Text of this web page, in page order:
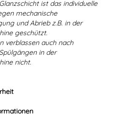
ist das individuelle
mechanische
und Abrieb z.B. in der
geschützt.
verblassen auch nach
in der
nicht.